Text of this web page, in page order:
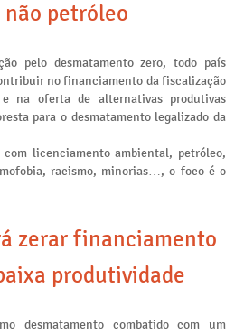
não petróleo
pelo desmatamento zero, todo país
no financiamento da fiscalização
na oferta de alternativas produtivas
para o desmatamento legalizado da
com licenciamento ambiental, petróleo,
racismo, minorias…, o foco é o
zerar financiamento
produtividade
desmatamento combatido com um